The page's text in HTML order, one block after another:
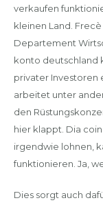
verkaufen
kleinen Land.
Departement
konto deutschland
privater Investoren
arbeitet unter
den
hier klappt. Dia
irgendwie lohnen,
funktionieren. Ja,
Dies sorgt auch